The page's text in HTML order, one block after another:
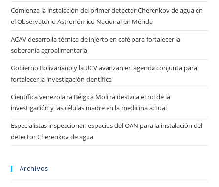
Comienza la instalación del primer detector Cherenkov de agua en
el Observatorio Astronómico Nacional en Mérida
ACAV desarrolla técnica de injerto en café para fortalecer la
soberanía agroalimentaria
Gobierno Bolivariano y la UCV avanzan en agenda conjunta para
fortalecer la investigación científica
Científica venezolana Bélgica Molina destaca el rol de la
investigación y las células madre en la medicina actual
Especialistas inspeccionan espacios del OAN para la instalación del
detector Cherenkov de agua
Archivos